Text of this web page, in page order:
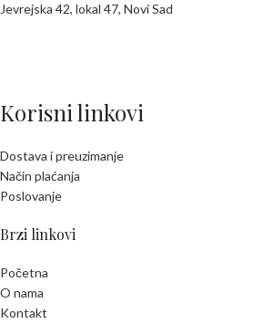
Jevrejska 42, lokal 47, Novi Sad
Korisni linkovi
Dostava i preuzimanje
Način plaćanja
Poslovanje
Brzi linkovi
Početna
O nama
Kontakt